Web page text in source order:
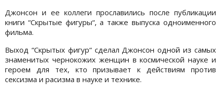
Джонсон и ее коллеги прославились после публикации
книги “Скрытые фигуры“, а также выпуска одноименного
фильма.
Выход “Скрытых фигур“ сделал Джонсон одной из самых
знаменитых чернокожих женщин в космической науке и
героем для тех, кто призывает к действиям против
сексизма и расизма в науке и технике.